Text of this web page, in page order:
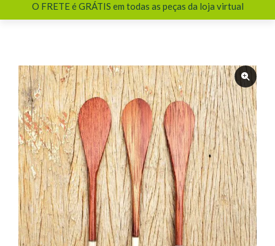
O FRETE é GRÁTIS em todas as peças da loja virtual
O FRETE é GRÁTIS em todas as peças da loja virtual